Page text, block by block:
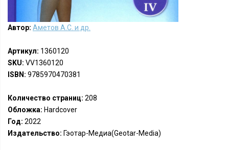
Автор: Аметов А.С. и др.
Артикул: 1360120
SKU: VV1360120
ISBN: 9785970470381
Количество страниц: 208
Обложка: Hardcover
Год: 2022
Издательство: Гэотар-Медиа(Geotar-Media)